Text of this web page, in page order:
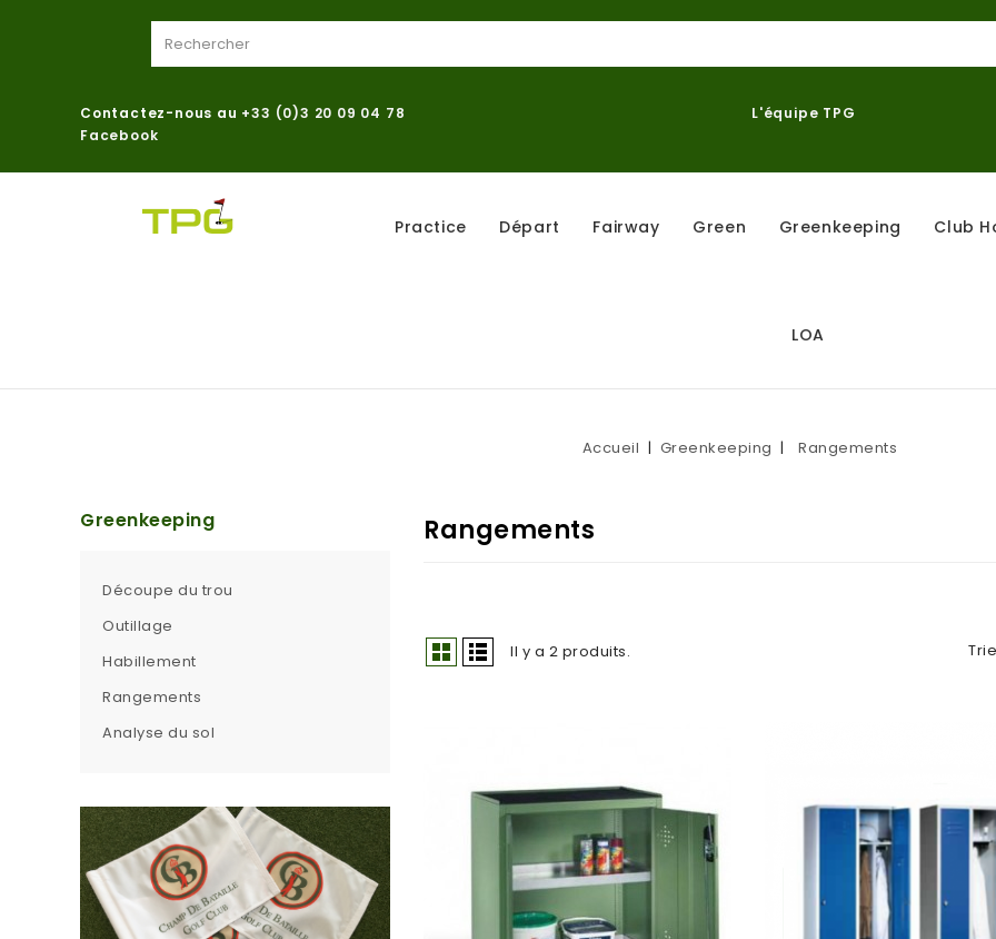
Contactez-nous au +33 (0)3 20 09 04 78
L'équipe TPG
Facebook
Practice Départ Fairway Green Greenkeeping Club
LOA
Accueil Greenkeeping Rangements
Greenkeeping
Découpe du trou
Outillage
Habillement
Rangements
Analyse du sol
Rangements
Il y a 2 produits.